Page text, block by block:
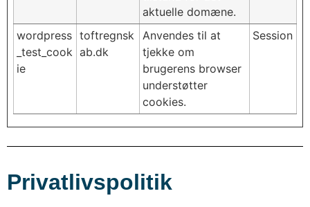
aktuelle domæne.
wordpress
_test_cook
ie
toftregnsk
ab.dk
Anvendes til at
tjekke om
brugerens browser
understøtter
cookies.
Session
Privatlivspolitik